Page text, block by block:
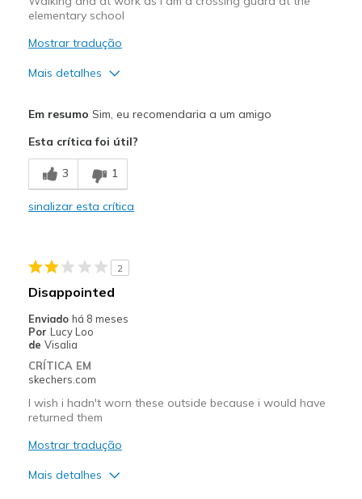
elementary school
Mostrar tradução
Mais detalhes
Durable
Stylish
Travel
Width
View On Shoes
Em resumo Sim, eu recomendaria a um amigo
Esta crítica foi útil?
3 1
sinalizar esta crítica
2
Disappointed
Enviado há 8 meses
Por Lucy Loo
de Visalia
CRÍTICA EM
skechers.com
I wish i hadn't worn these outside because i would have
returned them
Mostrar tradução
Mais detalhes